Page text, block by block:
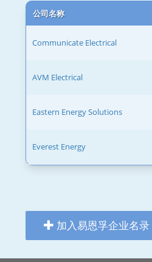
公司名称
Communicate Electrical
AVM Electrical
Eastern Energy Solutions
Everest Energy
加入易恩孚企业名录